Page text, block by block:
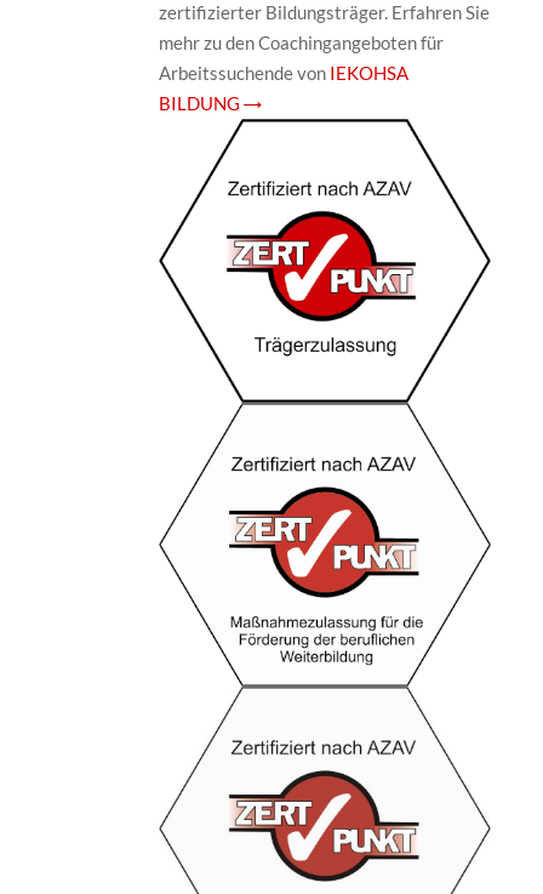
zertifizierter Bildungsträger. Erfahren Sie
mehr zu den Coachingangeboten für
Arbeitssuchende von IEKOHSA
BILDUNG →